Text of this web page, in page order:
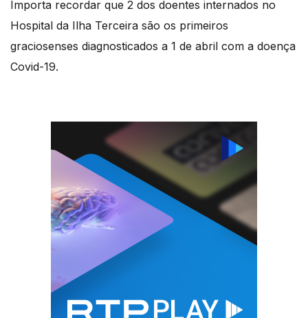
Importa recordar que 2 dos doentes internados no
Hospital da Ilha Terceira são os primeiros
graciosenses diagnosticados a 1 de abril com a doença
Covid-19.